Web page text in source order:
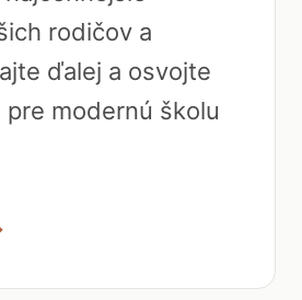
rodičov a
ďalej a osvojte
modernú školu